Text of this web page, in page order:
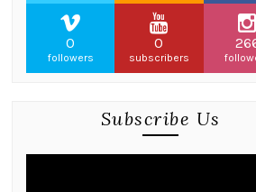
0
followers
0
subscribers
Subscribe Us